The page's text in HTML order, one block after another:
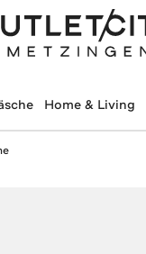
Home & Living